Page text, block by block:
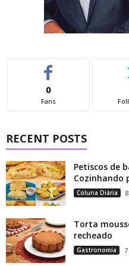
0
Fans
RECENT POSTS
Petiscos de
Cozinhando
Coluna Diária
Torta
recheado
Gastronomia